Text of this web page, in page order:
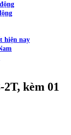
hiện nay
kèm 01